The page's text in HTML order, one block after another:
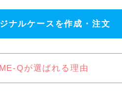
ナルケースを作成・注文
Qが選ばれる理由